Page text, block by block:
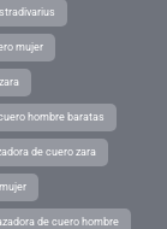
mujer
hombre baratas
de cuero zara
de cuero hombre